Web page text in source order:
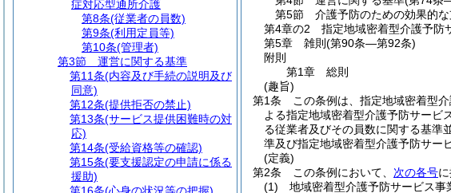
第5節
介護予防のための効果的
第4章の2
指定地域密着型介護予防
第5章
雑則 (第90条―第92条)
附則
第1章
総則
(趣旨)
第1条
この条例は、指定地域密着型
よる指定地域密着型介護予防サービ
る従業者及びその員数に関する基準
準及び指定地域密着型介護予防サー
(定義)
第2条
この条例において、 次の各号
(1)
地域密着型介護予防サービス
症対応型通所介護
第8条(従業者の員数)
第9条(利用定員等)
第10条(管理者)
第3節
運営に関する基準
第11条(内容及び手続の説明及び
同意)
第12条(提供拒否の禁止)
第13条(サービス提供困難時の対
応)
第14条(受給資格等の確認)
第15条(要支援認定の申請に係る
援助)